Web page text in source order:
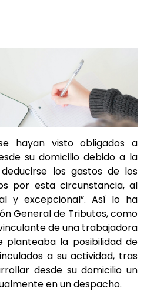
hayan visto obligados a
su domicilio debido a la
los gastos de los
por esta circunstancia, al
y excepcional”. Así lo ha
General de Tributos, como
de una trabajadora
planteaba la posibilidad de
a su actividad, tras
desde su domicilio un
en un despacho.